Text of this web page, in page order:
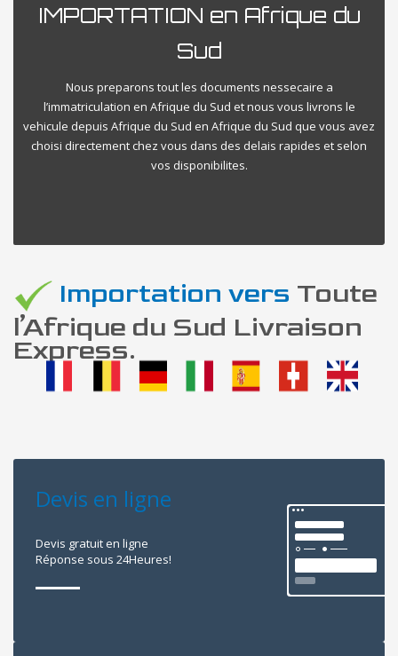
IMPORTATION en Afrique du
Sud
Nous preparons tout les documents nessecaire a
l’immatriculation en Afrique du Sud et nous vous livrons le
vehicule depuis Afrique du Sud en Afrique du Sud que vous avez
choisi directement chez vous dans des delais rapides et selon
vos disponibilites.
Importation vers Toute
l’Afrique du Sud Livraison
Express.
Devis en ligne
Devis gratuit en ligne
Réponse sous 24Heures!